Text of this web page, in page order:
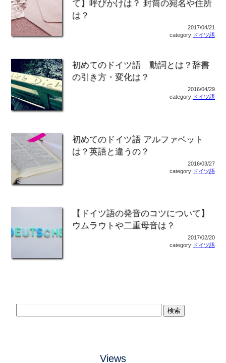
て】呼びかけは？ 封筒の宛名や住所
は？
2017/04/21
category: ドイツ語
初めてのドイツ語 動詞とは？辞書
の引き方・変化は？
2016/04/29
category: ドイツ語
初めてのドイツ語 アルファベット
は？英語と違うの？
2016/03/27
category: ドイツ語
【ドイツ語の発音のコツについて】
ウムラウトや二重母音は？
2017/02/20
category: ドイツ語
Views